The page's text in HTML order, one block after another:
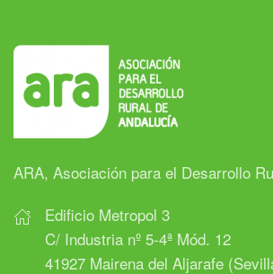
ARA, Asociación para el Desarrollo
Edificio Metropol 3
C/ Industria nº 5-4ª Mód. 12
41927 Mairena del Aljarafe